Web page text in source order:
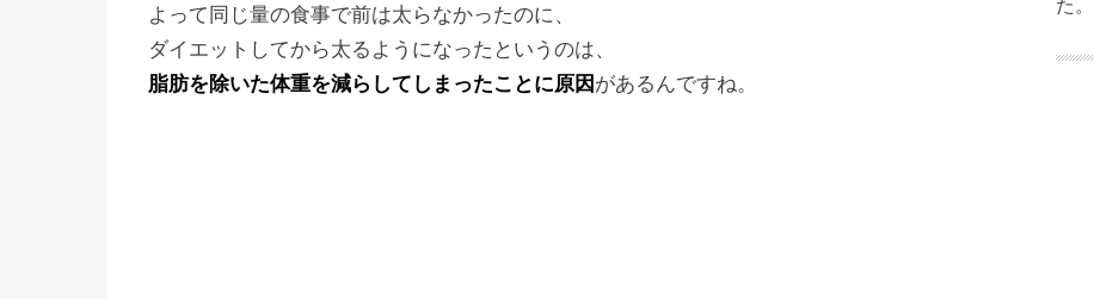
よって同じ量の食事で前は太らなかったのに、
ダイエットしてから太るようになったというのは、
脂肪を除いた体重を減らしてしまったことに原因 があるんですね。
た。